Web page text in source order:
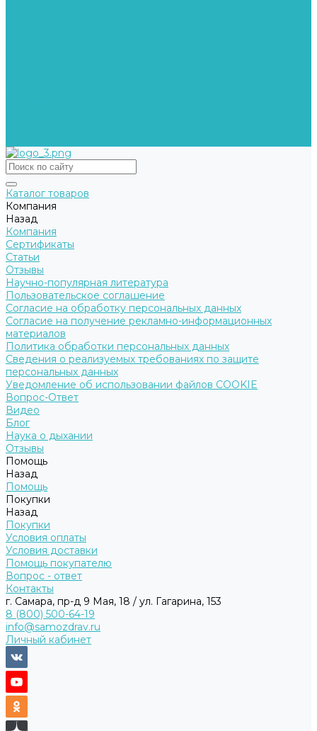
Каталог товаров
Компания
Назад
Компания
Сертификаты
Статьи
Отзывы
Научно-популярная литература
Пользовательское соглашение
Согласие на обработку персональных данных
Согласие на получение рекламно-информационных
материалов
Политика обработки персональных данных
Сведения о реализуемых требованиях по защите
персональных данных
Уведомление об использовании файлов COOKIE
Вопрос-Ответ
Видео
Блог
Наука о дыхании
Отзывы
Помощь
Назад
Помощь
Покупки
Назад
Покупки
Условия оплаты
Условия доставки
Помощь покупателю
Вопрос - ответ
Контакты
г. Самара, пр-д 9 Мая, 18 / ул. Гагарина, 153
8 (800) 500-64-19
info@samozdrav.ru
Личный кабинет